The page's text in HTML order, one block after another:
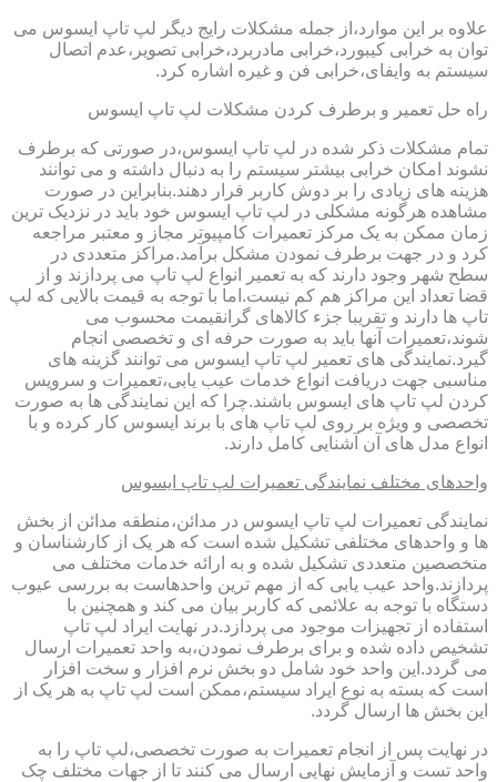
علاوه بر این موارد،از جمله مشکلات رایج دیگر لپ تاپ ایسوس می
توان به خرابی کیبورد،خرابی مادربرد،خرابی تصویر،عدم اتصال
سیستم به وایفای،خرابی فن و غیره اشاره کرد.
راه حل تعمیر و برطرف کردن مشکلات لپ تاپ ایسوس
تمام مشکلات ذکر شده در لپ تاپ ایسوس،در صورتی که برطرف
نشوند امکان خرابی بیشتر سیستم را به دنبال داشته و می توانند
هزینه های زیادی را بر دوش کاربر قرار دهند.بنابراین در صورت
مشاهده هرگونه مشکلی در لپ تاپ ایسوس خود باید در نزدیک ترین
زمان ممکن به یک مرکز تعمیرات کامپیوتر مجاز و معتبر مراجعه
کرد و در جهت برطرف نمودن مشکل برآمد.مراکز متعددی در
سطح شهر وجود دارند که به تعمیر انواع لپ تاپ می پردازند و از
قضا تعداد این مراکز هم کم نیست.اما با توجه به قیمت بالایی که لپ
تاپ ها دارند و تقریبا جزء کالاهای گرانقیمت محسوب می
شوند،تعمیرات آنها باید به صورت حرفه ای و تخصصی انجام
گیرد.نمایندگی های تعمیر لپ تاپ ایسوس می توانند گزینه های
مناسبی جهت دریافت انواع خدمات عیب یابی،تعمیرات و سرویس
کردن لپ تاپ های ایسوس باشند.چرا که این نمایندگی ها به صورت
تخصصی و ویژه بر روی لپ تاپ های با برند ایسوس کار کرده و با
انواع مدل های آن آشنایی کامل دارند.
واحدهای مختلف نمایندگی تعمیرات لپ تاپ ایسوس
نمایندگی تعمیرات لپ تاپ ایسوس در مدائن،منطقه مدائن از بخش
ها و واحدهای مختلفی تشکیل شده است که هر یک از کارشناسان و
متخصصین متعددی تشکیل شده و به ارائه خدمات مختلف می
پردازند.واحد عیب یابی که از مهم ترین واحدهاست به بررسی عیوب
دستگاه با توجه به علائمی که کاربر بیان می کند و همچنین با
استفاده از تجهیزات موجود می پردازد.در نهایت ایراد لپ تاپ
تشخیص داده شده و برای برطرف نمودن،به واحد تعمیرات ارسال
می گردد.این واحد خود شامل دو بخش نرم افزار و سخت افزار
است که بسته به نوع ایراد سیستم،ممکن است لپ تاپ به هر یک از
این بخش ها ارسال گردد.
در نهایت پس از انجام تعمیرات به صورت تخصصی،لپ تاپ را به
واحد تست و آزمایش نهایی ارسال می کنند تا از جهات مختلف چک